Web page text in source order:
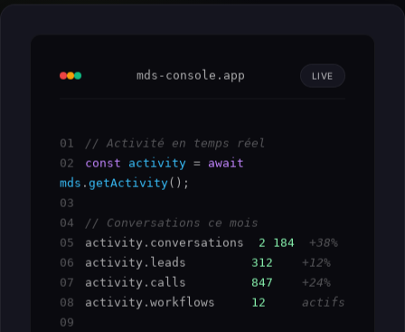
mds-console.app LIVE
01
// Activité en temps réel
02
const activity = await
mds . getActivity
03
04
// Conversations ce mois
05 activity.conversations 2 184 +38%
06 activity.leads 312
+12%
07
activity.calls 847
+24%
08
activity.workflows 12
actifs
09